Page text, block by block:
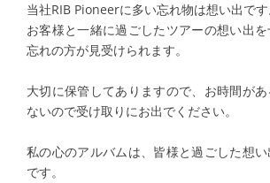
当社RIB Pioneerに多い忘れ物は想い出です
お客様と一緒に過ごしたツアーの想い出
忘れの方が見受けられます。
大切に保管してありますので、お時間が
ないので受け取りにお出でください。
私の心のアルバムは、皆様と過ごした想
です。